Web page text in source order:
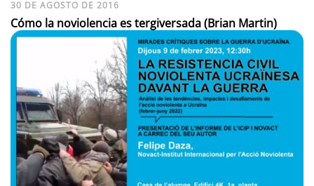
30 DE AGOSTO DE 2016
Cómo la noviolencia es tergiversada (Brian Martin)